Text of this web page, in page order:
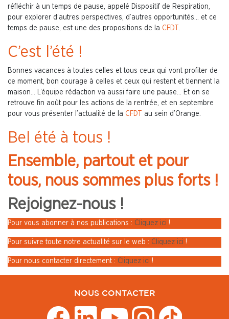
réfléchir à un temps de pause, appelé Dispositif de Respiration,
pour explorer d’autres perspectives, d’autres opportunités… et ce
temps de pause, est une des propositions de la CFDT .
C’est l’été !
Bonnes vacances à toutes celles et tous ceux qui vont profiter de
ce moment, bon courage à celles et ceux qui restent et tiennent la
maison… L’équipe rédaction va aussi faire une pause… Et on se
retrouve fin août pour les actions de la rentrée, et en septembre
pour vous présenter l’actualité de la CFDT au sein d’Orange.
Bel été à tous !
Ensemble, partout et pour
tous, nous sommes plus forts !
Rejoignez-nous !
Pour vous abonner à nos publications : Cliquez ici !
Pour suivre toute notre actualité sur le web : Cliquez ici !
Pour nous contacter directement : Cliquez ici !
NOUS CONTACTER